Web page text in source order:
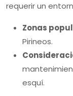
requerir un
Zonas
Pirineos.
esquí.